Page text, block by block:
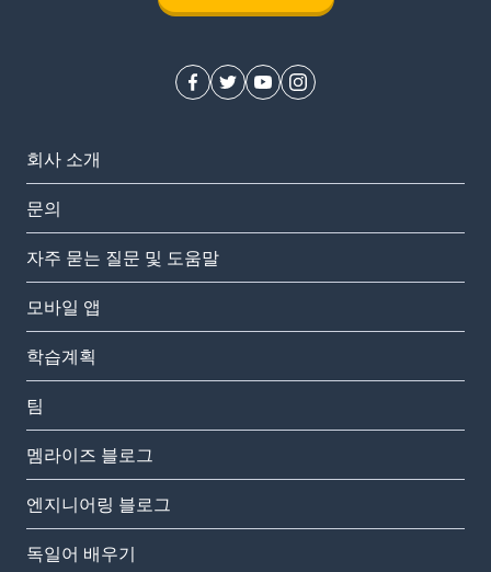
회사 소개
문의
자주 묻는 질문 및 도움말
모바일 앱
학습계획
팀
멤라이즈 블로그
엔지니어링 블로그
독일어 배우기